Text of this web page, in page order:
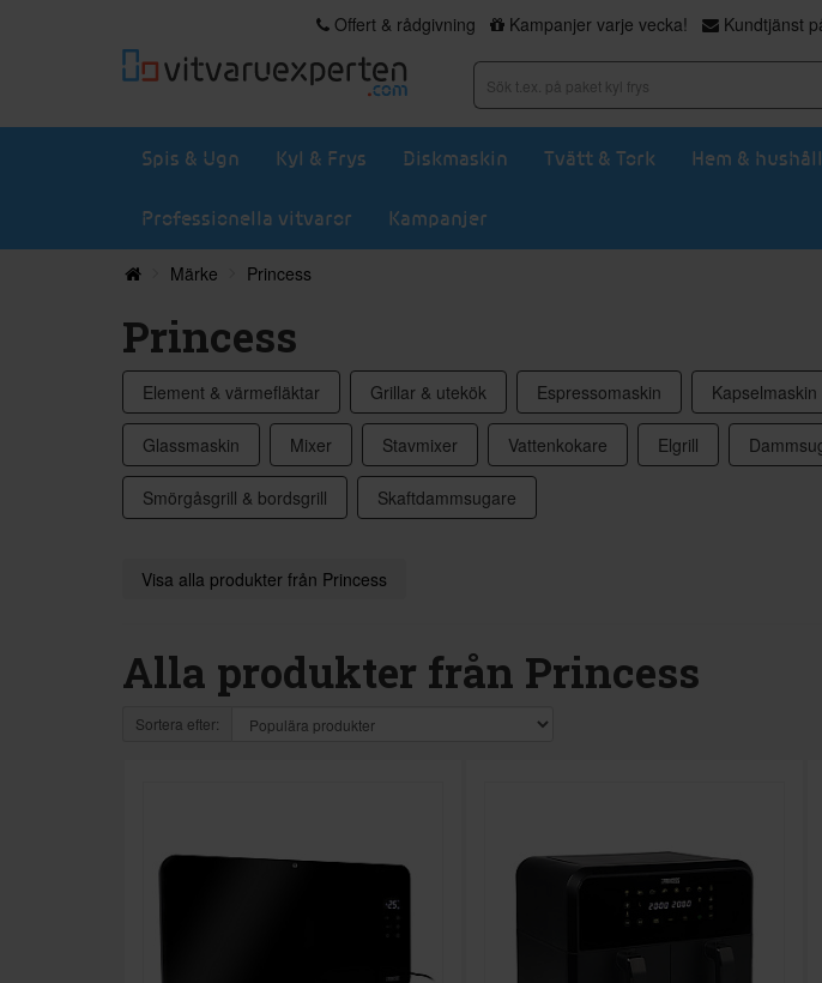
Offert & rådgivning Kampanjer varje vecka! Kundtjänst
Spis & Ugn Kyl & Frys Diskmaskin Tvätt & Tork Hem & hushåll
Professionella vitvaror Kampanjer
Märke Princess
Princess
Element & värmefläktar Grillar & utekök Espressomaskin Kapselmaskin
Glassmaskin Mixer Stavmixer Vattenkokare Elgrill
Smörgåsgrill & bordsgrill Skaftdammsugare
Visa alla produkter från Princess
Alla produkter från Princess
Sortera efter: